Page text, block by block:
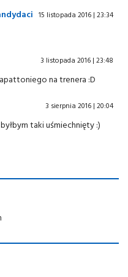
15 listopada 2016 | 23:34
3 listopada 2016 | 23:48
na trenera :D
3 sierpnia 2016 | 20:04
taki uśmiechnięty :)